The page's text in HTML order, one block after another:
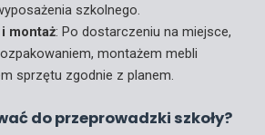
szkolnego.
montaż: Po dostarczeniu na miejsce,
montażem mebli
sprzętu zgodnie z planem.
do przeprowadzki szkoły?